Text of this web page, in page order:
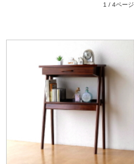
1 / 4ページ